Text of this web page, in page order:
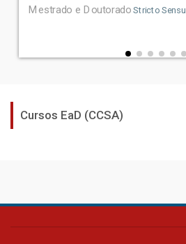
Mestrado e Doutorado Stricto Sensu
Cursos EaD (CCSA)